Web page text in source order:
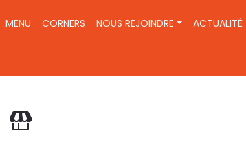
MAIN NAVIGATION
MENU CORNERS NOUS REJOINDRE ACTUALITÉ